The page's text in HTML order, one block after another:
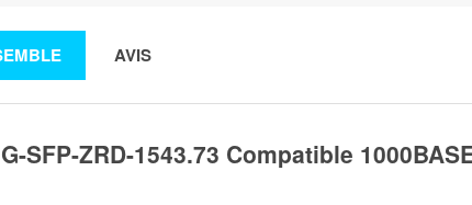
AVIS
SFP-ZRD-1543.73 Compatible